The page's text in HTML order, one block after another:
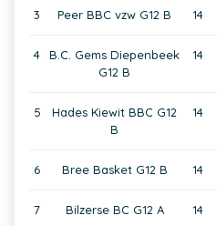
3 Peer BBC vzw G12 B 14
4
B.C. Gems Diepenbeek
G12 B
14
5
Hades Kiewit BBC G12
B
14
6 Bree Basket G12 B 14
7 Bilzerse BC G12 A 14